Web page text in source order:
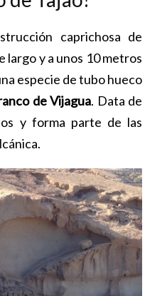
caprichosa de
largo y a unos 10 metros
especie de tubo hueco
de Vijagua. Data de
y forma parte de las